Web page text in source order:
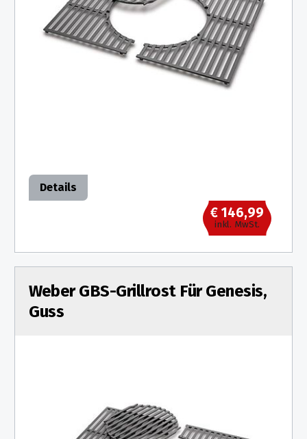
Details
€ 146,99
inkl. MwSt.
Weber GBS-Grillrost Für Genesis,
Guss